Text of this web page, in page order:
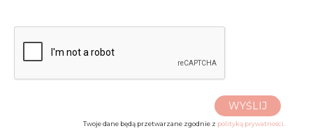
WYŚLIJ
Twoje dane będą przetwarzane zgodnie z polityką prywatności.